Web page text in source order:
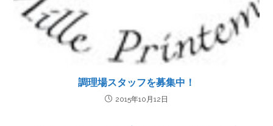
調理場スタッフを募集中！
2015年10月12日